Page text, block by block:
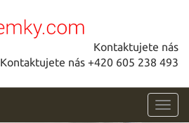
Kontaktujete nás
Kontaktujete nás +420 605 238 493